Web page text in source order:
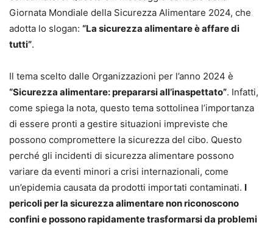
Giornata Mondiale della Sicurezza Alimentare 2024, che
adotta lo slogan: “La sicurezza alimentare è affare di
tutti”.
Il tema scelto dalle Organizzazioni per l’anno 2024 è
“Sicurezza alimentare: prepararsi all’inaspettato”. Infatti,
come spiega la nota, questo tema sottolinea l’importanza
di essere pronti a gestire situazioni impreviste che
possono compromettere la sicurezza del cibo. Questo
perché gli incidenti di sicurezza alimentare possono
variare da eventi minori a crisi internazionali, come
un’epidemia causata da prodotti importati contaminati. I
pericoli per la sicurezza alimentare non riconoscono
confini e possono rapidamente trasformarsi da problemi